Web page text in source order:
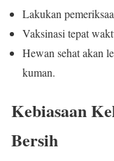
Lakukan
Vaksinasi tepat
Hewan sehat akan
kuman.
Kebiasaan
Bersih